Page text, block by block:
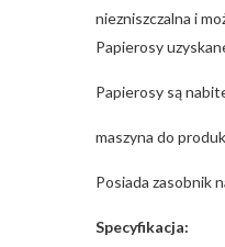
niezniszczalna i
Papierosy
Papierosy są
maszyna do
Posiada zasobnik
Specyfikacja: